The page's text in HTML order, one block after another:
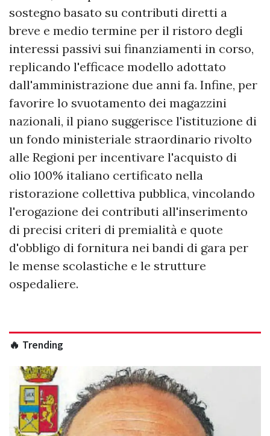
sostegno basato su contributi diretti a
breve e medio termine per il ristoro degli
interessi passivi sui finanziamenti in corso,
replicando l'efficace modello adottato
dall'amministrazione due anni fa. Infine, per
favorire lo svuotamento dei magazzini
nazionali, il piano suggerisce l'istituzione di
un fondo ministeriale straordinario rivolto
alle Regioni per incentivare l'acquisto di
olio 100% italiano certificato nella
ristorazione collettiva pubblica, vincolando
l'erogazione dei contributi all'inserimento
di precisi criteri di premialità e quote
d'obbligo di fornitura nei bandi di gara per
le mense scolastiche e le strutture
ospedaliere.
🔥 Trending